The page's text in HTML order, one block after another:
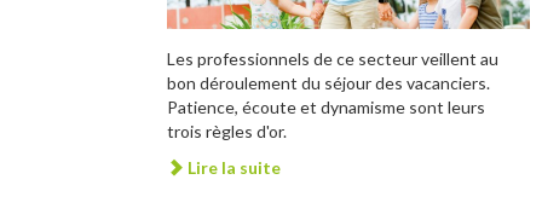
Les professionnels de ce secteur veillent au
bon déroulement du séjour des vacanciers.
Patience, écoute et dynamisme sont leurs
trois règles d'or.
Lire la suite